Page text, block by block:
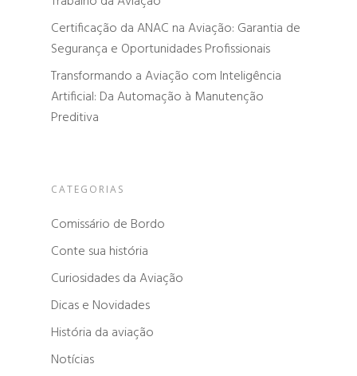
Certificação da ANAC na Aviação: Garantia de
Segurança e Oportunidades Profissionais
Transformando a Aviação com Inteligência
Artificial: Da Automação à Manutenção
Preditiva
CATEGORIAS
Comissário de Bordo
Conte sua história
Curiosidades da Aviação
Dicas e Novidades
História da aviação
Notícias